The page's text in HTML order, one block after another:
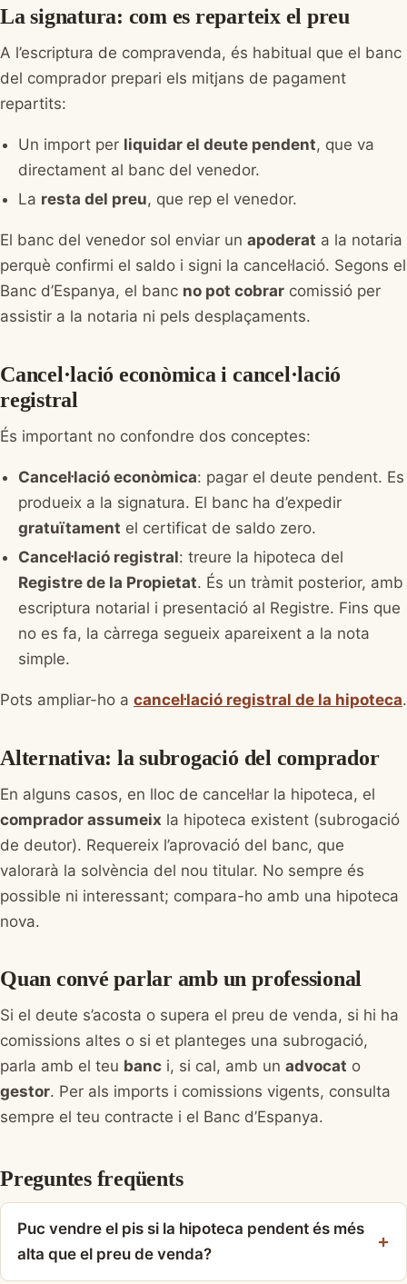
La signatura: com es reparteix el preu
A l’escriptura de compravenda, és habitual que el banc
del comprador prepari els mitjans de pagament
repartits:
Un import per liquidar el deute pendent, que va
directament al banc del venedor.
La resta del preu, que rep el venedor.
El banc del venedor sol enviar un apoderat a la notaria
perquè confirmi el saldo i signi la cancel·lació. Segons el
Banc d’Espanya, el banc no pot cobrar comissió per
assistir a la notaria ni pels desplaçaments.
Cancel·lació econòmica i cancel·lació
registral
És important no confondre dos conceptes:
Cancel·lació econòmica: pagar el deute pendent. Es
produeix a la signatura. El banc ha d’expedir
gratuïtament el certificat de saldo zero.
Cancel·lació registral: treure la hipoteca del
Registre de la Propietat. És un tràmit posterior, amb
escriptura notarial i presentació al Registre. Fins que
no es fa, la càrrega segueix apareixent a la nota
simple.
Pots ampliar-ho a cancel·lació registral de la hipoteca.
Alternativa: la subrogació del comprador
En alguns casos, en lloc de cancel·lar la hipoteca, el
comprador assumeix la hipoteca existent (subrogació
de deutor). Requereix l’aprovació del banc, que
valorarà la solvència del nou titular. No sempre és
possible ni interessant; compara-ho amb una hipoteca
nova.
Quan convé parlar amb un professional
Si el deute s’acosta o supera el preu de venda, si hi ha
comissions altes o si et planteges una subrogació,
parla amb el teu banc i, si cal, amb un advocat o
gestor. Per als imports i comissions vigents, consulta
sempre el teu contracte i el Banc d’Espanya.
Preguntes freqüents
Puc vendre el pis si la hipoteca pendent és més
alta que el preu de venda?